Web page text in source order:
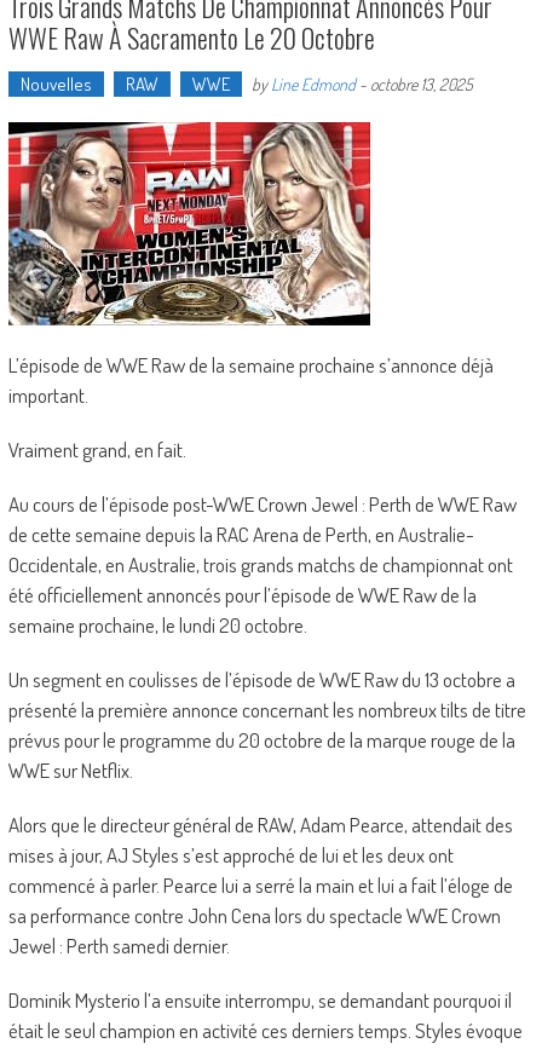
WWE Raw À Sacramento Le 20 Octobre
Nouvelles RAW WWE byLine Edmond- octobre 13, 2025
L’épisode de WWE Raw de la semaine prochaine s’annonce déjà
important.
Vraiment grand, en fait.
Au cours de l’épisode post-WWE Crown Jewel : Perth de WWE Raw
de cette semaine depuis la RAC Arena de Perth, en Australie-
Occidentale, en Australie, trois grands matchs de championnat ont
été officiellement annoncés pour l’épisode de WWE Raw de la
semaine prochaine, le lundi 20 octobre.
Un segment en coulisses de l’épisode de WWE Raw du 13 octobre a
présenté la première annonce concernant les nombreux tilts de titre
prévus pour le programme du 20 octobre de la marque rouge de la
WWE sur Netflix.
Alors que le directeur général de RAW, Adam Pearce, attendait des
mises à jour, AJ Styles s’est approché de lui et les deux ont
commencé à parler. Pearce lui a serré la main et lui a fait l’éloge de
sa performance contre John Cena lors du spectacle WWE Crown
Jewel : Perth samedi dernier.
Dominik Mysterio l’a ensuite interrompu, se demandant pourquoi il
était le seul champion en activité ces derniers temps. Styles évoque